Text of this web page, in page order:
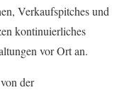
Verkaufspitches und
kontinuierliches
vor Ort an.
der